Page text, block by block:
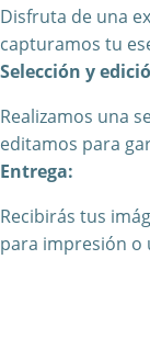
Disfruta de una
capturamos tu
Selección y
Realizamos una
editamos para
Entrega:
Recibirás tus
para impresión o